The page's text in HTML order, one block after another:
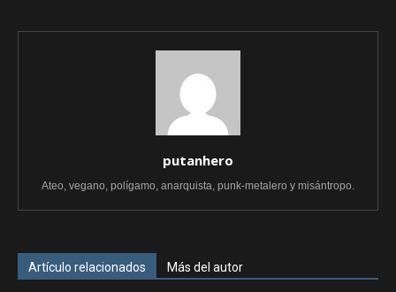
putanhero
Ateo, vegano, polígamo, anarquista, punk-metalero y misántropo.
Artículo relacionados Más del autor